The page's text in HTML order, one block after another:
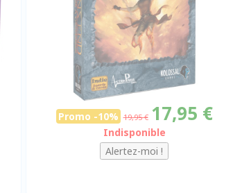
Promo -10% 19,95 € 17,95 €
Indisponible